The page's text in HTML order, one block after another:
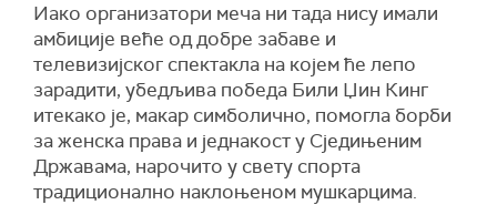
Иако организатори меча ни тада нису имали
амбиције веће од добре забаве и
телевизијског спектакла на којем ће лепо
зарадити, убедљива победа Били Џин Кинг
итекако је, макар симболично, помогла борби
за женска права и једнакост у Сједињеним
Државама, нарочито у свету спорта
традиционално наклоњеном мушкарцима.